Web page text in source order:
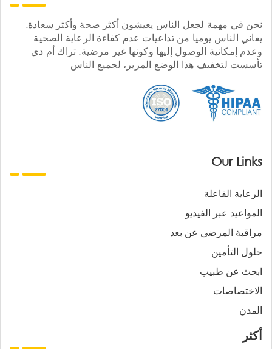
نحن في مهمة لجعل الناس يعيشون أكثر صحة وأكثر سعادة.
يعاني الناس يوميا من تداعيات عدم كفاءة الرعاية الصحية
وعدم إمكانية الوصول إليها وكونها غير مرضية. تراك أم دي
تأسست لتخفيف هذا الوضع المرير، لجميع الناس
Our Links
الرعاية الفاعلة
المواعيد عبر الفيديو
مراقبة المرضى عن بعد
حلول التأمين
ابحث عن طبيب
الاختصاصات
المدن
أكثر